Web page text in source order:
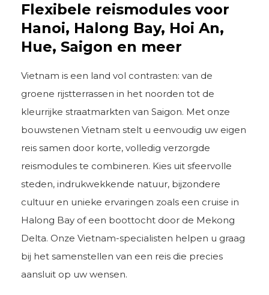
Flexibele reismodules voor
Hanoi, Halong Bay, Hoi An,
Hue, Saigon en meer
Vietnam is een land vol contrasten: van de
groene rijstterrassen in het noorden tot de
kleurrijke straatmarkten van Saigon. Met onze
bouwstenen Vietnam stelt u eenvoudig uw eigen
reis samen door korte, volledig verzorgde
reismodules te combineren. Kies uit sfeervolle
steden, indrukwekkende natuur, bijzondere
cultuur en unieke ervaringen zoals een cruise in
Halong Bay of een boottocht door de Mekong
Delta. Onze Vietnam-specialisten helpen u graag
bij het samenstellen van een reis die precies
aansluit op uw wensen.